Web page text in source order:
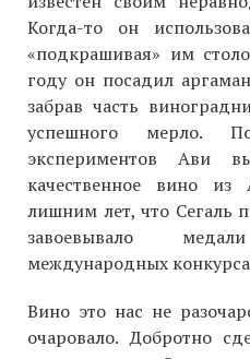
Когда-то он
«подкрашивая» им
году он посадил
забрав часть
успешного мерло.
экспериментов Ави
качественное вино
лишним лет, что Сегаль
завоевывало
международных
Вино это нас не
очаровало. Добротно